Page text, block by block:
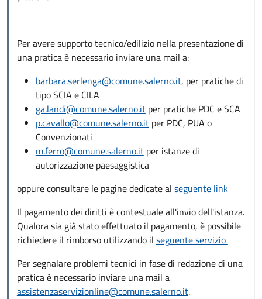
Per avere supporto tecnico/edilizio nella presentazione di
una pratica è necessario inviare una mail a:
barbara.serlenga@comune.salerno.it, per pratiche di
tipo SCIA e CILA
ga.landi@comune.salerno.itper pratiche PDC e SCA
p.cavallo@comune.salerno.itper PDC, PUA o
Convenzionati
m.ferro@comune.salerno.itper istanze di
autorizzazione paesaggistica
oppure consultare le pagine dedicate al seguente link
Il pagamento dei diritti è contestuale all'invio dell'istanza.
Qualora sia già stato effettuato il pagamento, è possibile
richiedere il rimborso utilizzando il seguente servizio
Per segnalare problemi tecnici in fase di redazione di una
pratica è necessario inviare una mail a
assistenzaservizionline@comune.salerno.it.